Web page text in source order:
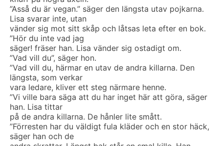
”Asså du är vegan.” säger den längsta utav pojkarna.
Lisa svarar inte, utan
vänder sig mot sitt skåp och låtsas leta efter en bok.
”Hör du inte vad jag
säger! fräser han. Lisa vänder sig ostadigt om.
”Vad vill du”, säger hon.
”Vad vill du, härmar en utav de andra killarna. Den
längsta, som verkar
vara ledare, kliver ett steg närmare henne.
”Vi ville bara säga att du har inget här att göra, säger
han. Lisa tittar
på de andra killarna. De hånler lite smått.
”Förresten har du väldigt fula kläder och en stor häck,
säger han och de